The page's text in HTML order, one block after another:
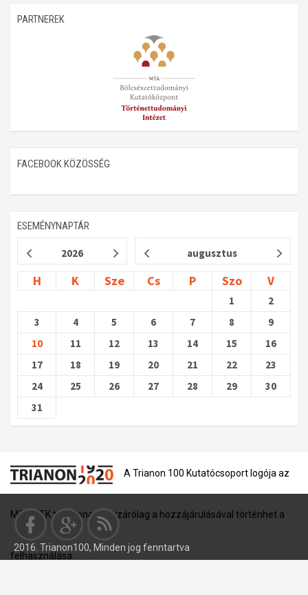
PARTNEREK
FACEBOOK KÖZÖSSÉG
ESEMÉNYNAPTÁR
2026 augusztus
H K Sze Cs P Szo V
1
2
3
4 5 6 7 8
9
10
11 12 13 14 15
16
17
18 19 20 21 22
23
24
25 26 27 28 29
30
31
A Trianon 100 Kutatócsoport logója az
MTA BTK tulajdona, és kizárólag a hozzájárulásával történhet a
felhasználása.
2016. Trianon100, Minden jog fenntartva